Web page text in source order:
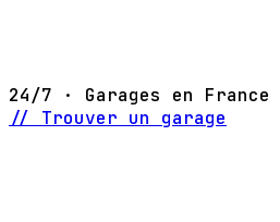
24/7 · Garages en France
// Trouver un garage